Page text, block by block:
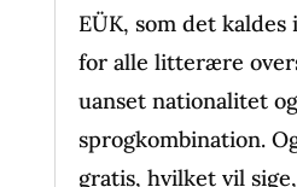
EÜK, som det
for alle litterære
uanset nationalitet og
sprogkombination.
gratis, hvilket vil